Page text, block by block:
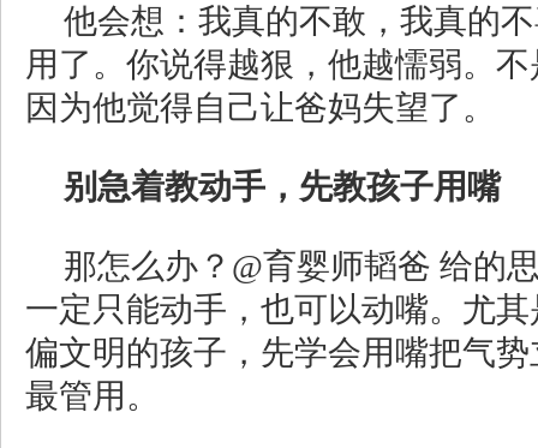
他会想：我真的不敢，我真的
用了。你说得越狠，他越懦弱。
因为他觉得自己让爸妈失望了。
别急着教动手，先教孩子用嘴
那怎么办？@育婴师韬爸 给的
一定只能动手，也可以动嘴。尤
偏文明的孩子，先学会用嘴把气
最管用。